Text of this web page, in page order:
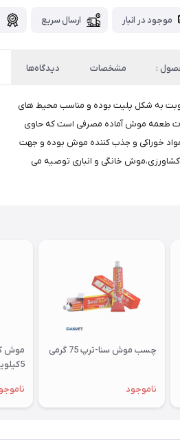
موجود در انبار ارسال سریع
: مشخصات دیدگاه‌ها
به شکل پلیت بوده و مناسب محیط های
طعمه موش آماده مصرفی است که حاوی
مواد خوراکی و جذب کننده موش بوده و جهت
خانگی و انباری توصیه می
چسب موش سنا-ترپ 75 گرمی
ناموجود
موش
5کیلویی ضربه